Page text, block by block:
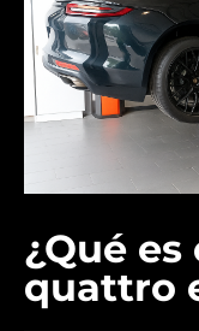
¿Qué
quattro